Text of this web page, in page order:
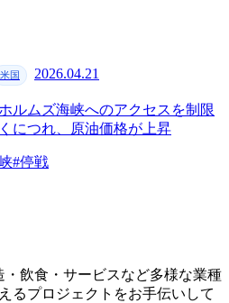
米国 2026.04.21
ルムズ海峡へのアクセスを制限
につれ、原油価格が上昇
#停戦
飲食・サービスなど多様な業種
るプロジェクトをお手伝いして